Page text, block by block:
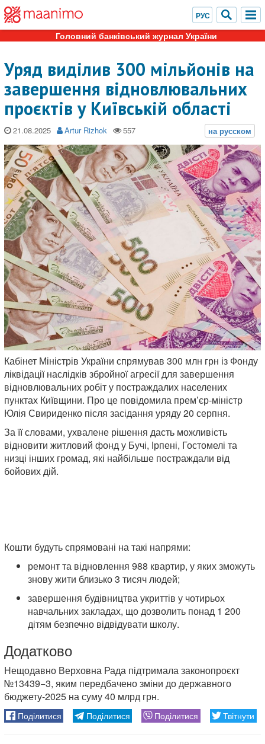
Головний банківський журнал України
Уряд виділив 300 мільйонів на
завершення відновлювальних
проєктів у Київській області
21.08.2025 Artur Rizhok
Кабінет Міністрів України спрямував 300 млн грн із Фонду
ліквідації наслідків збройної агресії для завершення
відновлювальних робіт у постраждалих населених
пунктах Київщини. Про це повідомила прем’єр-міністр
Юлія Свириденко після засідання уряду 20 серпня.
За її словами, ухвалене рішення дасть можливість
відновити житловий фонд у Бучі, Ірпені, Гостомелі та
низці інших громад, які найбільше постраждали від
бойових дій.
Кошти будуть спрямовані на такі напрями:
ремонт та відновлення 988 квартир, у яких зможуть
знову жити близько 3 тисяч людей;
завершення будівництва укриттів у чотирьох
навчальних закладах, що дозволить понад 1 200
дітям безпечно відвідувати школу.
Додатково
Нещодавно Верховна Рада підтримала законопроєкт
№13439−3, яким передбачено зміни до державного
бюджету-2025 на суму 40 млрд грн.